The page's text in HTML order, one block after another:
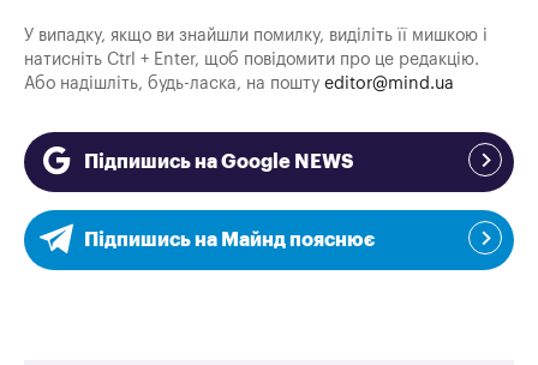
У випадку, якщо ви знайшли помилку, виділіть її мишкою і
натисніть Ctrl + Enter, щоб повідомити про це редакцію.
Або надішліть, будь-ласка, на пошту editor@mind.ua
Підпишись на Google NEWS
Підпишись на Майнд пояснює